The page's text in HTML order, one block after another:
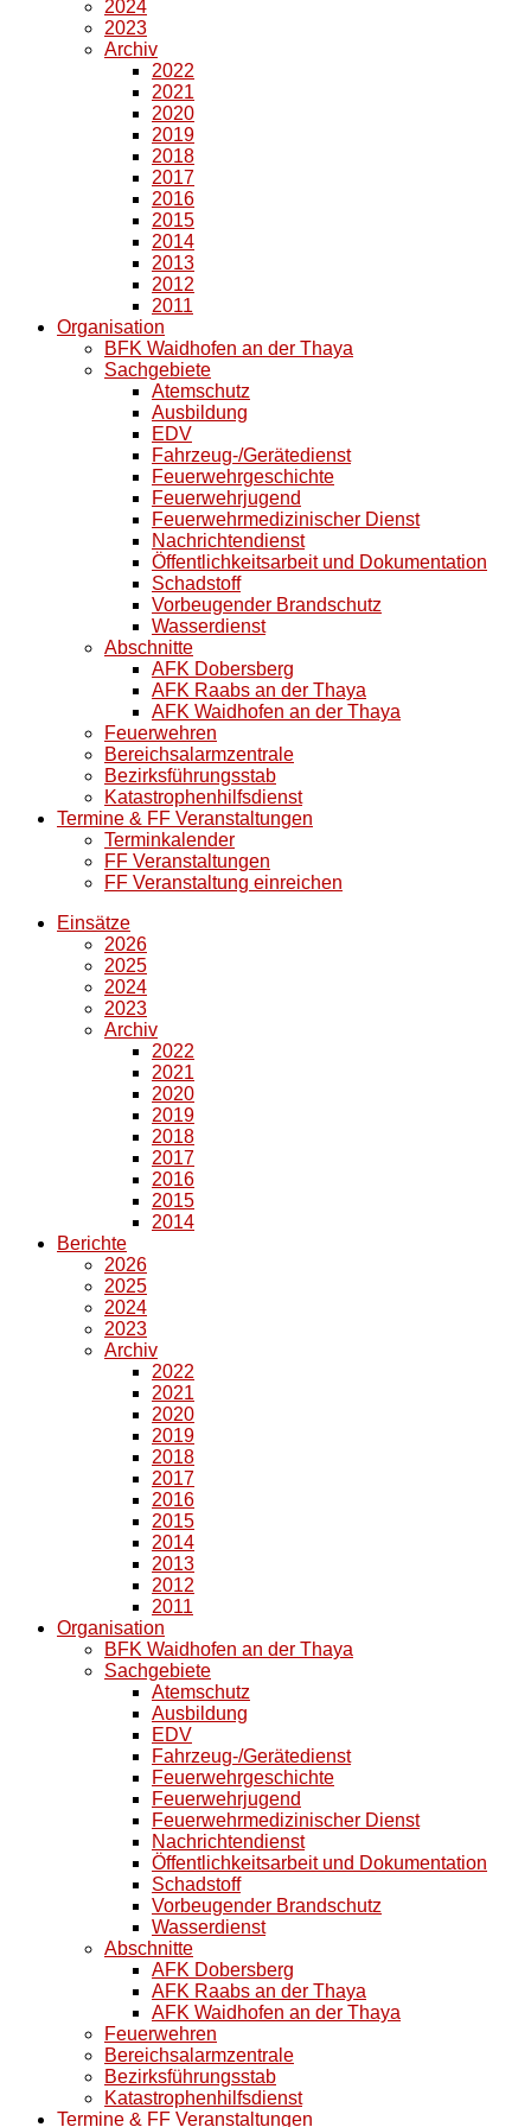
2024
2023
Archiv
2022
2021
2020
2019
2018
2017
2016
2015
2014
2013
2012
2011
Organisation
BFK Waidhofen an der Thaya
Sachgebiete
Atemschutz
Ausbildung
EDV
Fahrzeug-/Gerätedienst
Feuerwehrgeschichte
Feuerwehrjugend
Feuerwehrmedizinischer Dienst
Nachrichtendienst
Öffentlichkeitsarbeit und Dokumentation
Schadstoff
Vorbeugender Brandschutz
Wasserdienst
Abschnitte
AFK Dobersberg
AFK Raabs an der Thaya
AFK Waidhofen an der Thaya
Feuerwehren
Bereichsalarmzentrale
Bezirksführungsstab
Katastrophenhilfsdienst
Termine & FF Veranstaltungen
Terminkalender
FF Veranstaltungen
FF Veranstaltung einreichen
Einsätze
2026
2025
2024
2023
Archiv
2022
2021
2020
2019
2018
2017
2016
2015
2014
Berichte
2026
2025
2024
2023
Archiv
2022
2021
2020
2019
2018
2017
2016
2015
2014
2013
2012
2011
Organisation
BFK Waidhofen an der Thaya
Sachgebiete
Atemschutz
Ausbildung
EDV
Fahrzeug-/Gerätedienst
Feuerwehrgeschichte
Feuerwehrjugend
Feuerwehrmedizinischer Dienst
Nachrichtendienst
Öffentlichkeitsarbeit und Dokumentation
Schadstoff
Vorbeugender Brandschutz
Wasserdienst
Abschnitte
AFK Dobersberg
AFK Raabs an der Thaya
AFK Waidhofen an der Thaya
Feuerwehren
Bereichsalarmzentrale
Bezirksführungsstab
Katastrophenhilfsdienst
Termine & FF Veranstaltungen